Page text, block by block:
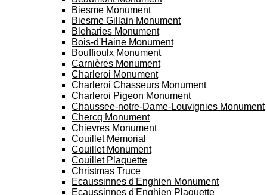
Biesme Monument
Biesme Gillain Monument
Bleharies Monument
Bois-d'Haine Monument
Bouffioulx Monument
Carnières Monument
Charleroi Monument
Charleroi Chasseurs Monument
Charleroi Pigeon Monument
Chaussee-notre-Dame-Louvignies Monument
Chercq Monument
Chievres Monument
Couillet Memorial
Couillet Monument
Couillet Plaquette
Christmas Truce
Ecaussinnes d'Enghien Monument
Ecaussinnes d'Enghien Plaquette